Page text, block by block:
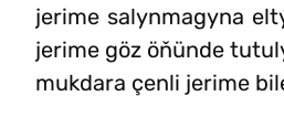
jerime salynmagyna
jerime göz öňünde
mukdara çenli jerime